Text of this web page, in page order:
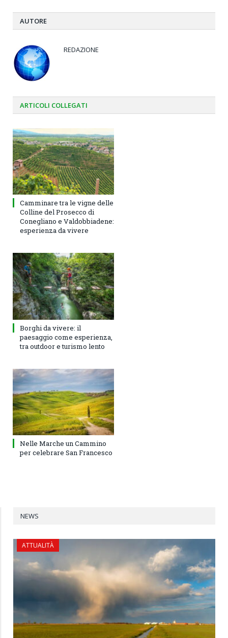
AUTORE
REDAZIONE
ARTICOLI COLLEGATI
Camminare tra le vigne delle
Colline del Prosecco di
Conegliano e Valdobbiadene:
esperienza da vivere
Borghi da vivere: il
paesaggio come esperienza,
tra outdoor e turismo lento
Nelle Marche un Cammino
per celebrare San Francesco
NEWS
ATTUALITÀ